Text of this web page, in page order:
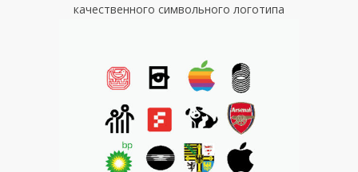
качественного символьного логотипа